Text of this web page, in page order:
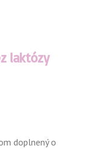
laktózy
doplnený o